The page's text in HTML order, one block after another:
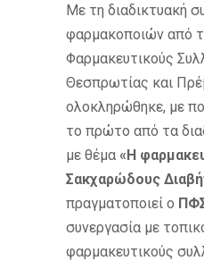
Με τη διαδικτυακή
φαρμακοποιών από
Φαρμακευτικούς
Θεσπρωτίας και
ολοκληρώθηκε, με
το πρώτο από τα
με θέμα «Η
Σακχαρώδους
πραγματοποιεί ο
συνεργασία με
φαρμακευτικούς